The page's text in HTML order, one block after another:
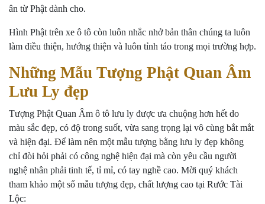
ân từ Phật dành cho.
Hình Phật trên xe ô tô còn luôn nhắc nhở bản thân chúng ta luôn
làm điều thiện, hướng thiện và luôn tỉnh táo trong mọi trường hợp.
Những Mẫu Tượng Phật Quan Âm
Lưu Ly đẹp
Tượng Phật Quan Âm ô tô lưu ly được ưa chuộng hơn hết do
màu sắc đẹp, có độ trong suốt, vừa sang trọng lại vô cùng bắt mắt
và hiện đại. Để làm nên một mẫu tượng bằng lưu ly đẹp không
chỉ đòi hỏi phải có công nghệ hiện đại mà còn yêu cầu người
nghệ nhân phải tinh tế, tỉ mỉ, có tay nghề cao. Mời quý khách
tham khảo một số mẫu tượng đẹp, chất lượng cao tại Rước Tài
Lộc: